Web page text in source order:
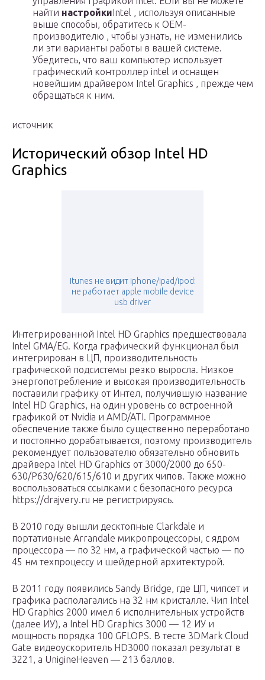
найти настройкиIntel , используя описанные
выше способы, обратитесь к OEM-
производителю , чтобы узнать, не изменились
ли эти варианты работы в вашей системе.
Убедитесь, что ваш компьютер использует
графический контроллер intel и оснащен
новейшим драйвером Intel Graphics , прежде чем
обращаться к ним.
источник
Исторический обзор Intel HD
Graphics
Itunes не видит iphone/ipad/ipod:
не работает apple mobile device
usb driver
Интегрированной Intel HD Graphics предшествовала
Intel GMA/EG. Когда графический функционал был
интегрирован в ЦП, производительность
графической подсистемы резко выросла. Низкое
энергопотребление и высокая производительность
поставили графику от Интел, получившую название
Intel HD Graphics, на один уровень со встроенной
графикой от Nvidia и AMD/ATI. Программное
обеспечение также было существенно переработано
и постоянно дорабатывается, поэтому производитель
рекомендует пользователю обязательно обновить
драйвера Intel HD Graphics от 3000/2000 до 650-
630/P630/620/615/610 и других чипов. Также можно
воспользоваться ссылками с безопасного ресурса
https://drajvery.ru не регистрируясь.
В 2010 году вышли десктопные Clarkdale и
портативные Arrandale микропроцессоры, с ядром
процессора — по 32 нм, а графической частью — по
45 нм техпроцессу и шейдерной архитектурой.
В 2011 году появились Sandy Bridge, где ЦП, чипсет и
графика располагались на 32 нм кристалле. Чип Intel
HD Graphics 2000 имел 6 исполнительных устройств
(далее ИУ), а Intel HD Graphics 3000 — 12 ИУ и
мощность порядка 100 GFLOPS. В тесте 3DMark Cloud
Gate видеоускоритель HD3000 показал результат в
3221, а UnigineHeaven — 213 баллов.